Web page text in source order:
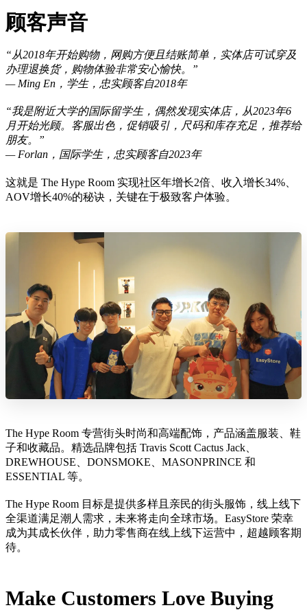
顾客声音
“从2018年开始购物，网购方便且结账简单，实体店可试穿及
办理退换货，购物体验非常安心愉快。”
— Ming En，学生，忠实顾客自2018年
“我是附近大学的国际留学生，偶然发现实体店，从2023年6
月开始光顾。客服出色，促销吸引，尺码和库存充足，推荐给
朋友。”
— Forlan，国际学生，忠实顾客自2023年
这就是 The Hype Room 实现社区年增长2倍、收入增长34%、
AOV增长40%的秘诀，关键在于极致客户体验。
The Hype Room 专营街头时尚和高端配饰，产品涵盖服装、鞋
子和收藏品。精选品牌包括 Travis Scott Cactus Jack、
DREWHOUSE、DONSMOKE、MASONPRINCE 和
ESSENTIAL 等。
The Hype Room 目标是提供多样且亲民的街头服饰，线上线下
全渠道满足潮人需求，未来将走向全球市场。EasyStore 荣幸
成为其成长伙伴，助力零售商在线上线下运营中，超越顾客期
待。
Make Customers Love Buying